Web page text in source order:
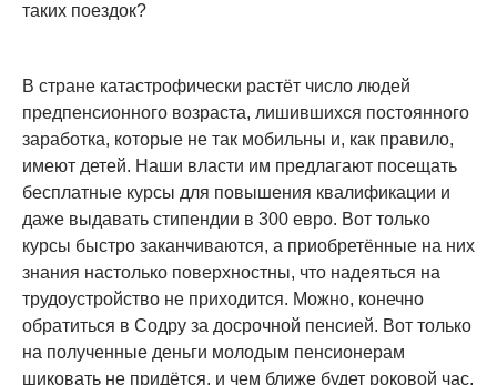
таких поездок?
В стране катастрофически растёт число людей
предпенсионного возраста, лишившихся постоянного
заработка, которые не так мобильны и, как правило,
имеют детей. Наши власти им предлагают посещать
бесплатные курсы для повышения квалификации и
даже выдавать стипендии в 300 евро. Вот только
курсы быстро заканчиваются, а приобретённые на них
знания настолько поверхностны, что надеяться на
трудоустройство не приходится. Можно, конечно
обратиться в Содру за досрочной пенсией. Вот только
на полученные деньги молодым пенсионерам
шиковать не придётся, и чем ближе будет роковой час,